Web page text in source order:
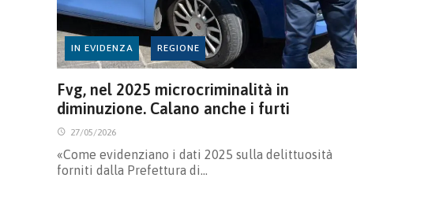
IN EVIDENZA REGIONE
Fvg, nel 2025 microcriminalità in
diminuzione. Calano anche i furti
27/05/2026
«Come evidenziano i dati 2025 sulla delittuosità
forniti dalla Prefettura di…